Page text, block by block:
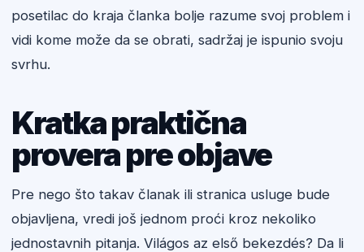
posetilac do kraja članka bolje razume svoj problem i
vidi kome može da se obrati, sadržaj je ispunio svoju
svrhu.
Kratka praktična
provera pre objave
Pre nego što takav članak ili stranica usluge bude
objavljena, vredi još jednom proći kroz nekoliko
jednostavnih pitanja. Világos az első bekezdés? Da li